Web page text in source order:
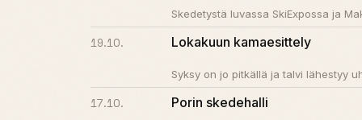
Skedetystä luvassa SkiExpossa ja
19.10. Lokakuun kamaesittely
Syksy on jo pitkällä ja talvi lähestyy
17.10. Porin skedehalli